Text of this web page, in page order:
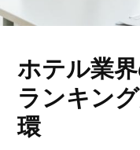
ホテル業
ランキン
環